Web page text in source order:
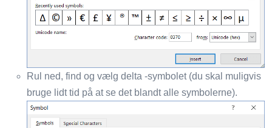
Rul ned, find og vælg delta -symbolet (du skal muligvis
bruge lidt tid på at se det blandt alle symbolerne).